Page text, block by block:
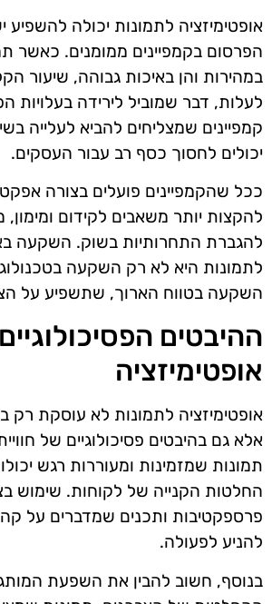
אופטימיזציה לתמונות יכולה להשפיע
הפרסום בקמפיינים ממומנים. כאשר
לעלות, דבר שמוביל לירידה בעלויות
קמפיינים שמצליחים להביא לעלייה
יכולים לחסוך כסף רב עבור העסקים.
ככל שהקמפיינים פועלים בצורה
להקצות יותר משאבים לקידום ומימון,
להגברת התחרותיות בשוק. השקעה
לתמונות היא לא רק השקעה
השקעה בטווח הארוך, שתשפיע על
ההיבטים
אופטימיזציה
אופטימיזציה לתמונות לא עוסקת רק
אלא גם בהיבטים פסיכולוגיים של
תמונות שמזמינות ומעוררות רגש
החלטות הקנייה של לקוחות. שימוש
פרספקטיבות ותכנים שמדברים על
להניע לפעולה.
בנוסף, חשוב להבין את השפעת